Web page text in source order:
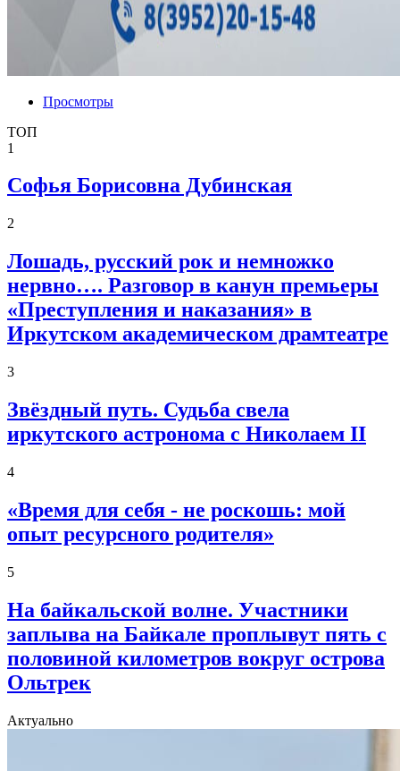
Просмотры
ТОП
1
Софья Борисовна Дубинская
2
Лошадь, русский рок и немножко
нервно…. Разговор в канун премьеры
«Преступления и наказания» в
Иркутском академическом драмтеатре
3
Звёздный путь. Судьба свела
иркутского астронома с Николаем II
4
«Время для себя - не роскошь: мой
опыт ресурсного родителя»
5
На байкальской волне. Участники
заплыва на Байкале проплывут пять с
половиной километров вокруг острова
Ольтрек
Актуально